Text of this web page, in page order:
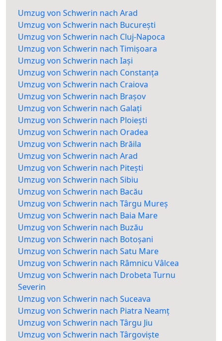
Umzug von Schwerin nach Arad
Umzug von Schwerin nach București
Umzug von Schwerin nach Cluj-Napoca
Umzug von Schwerin nach Timișoara
Umzug von Schwerin nach Iași
Umzug von Schwerin nach Constanța
Umzug von Schwerin nach Craiova
Umzug von Schwerin nach Brașov
Umzug von Schwerin nach Galați
Umzug von Schwerin nach Ploiești
Umzug von Schwerin nach Oradea
Umzug von Schwerin nach Brăila
Umzug von Schwerin nach Arad
Umzug von Schwerin nach Pitești
Umzug von Schwerin nach Sibiu
Umzug von Schwerin nach Bacău
Umzug von Schwerin nach Târgu Mureș
Umzug von Schwerin nach Baia Mare
Umzug von Schwerin nach Buzău
Umzug von Schwerin nach Botoșani
Umzug von Schwerin nach Satu Mare
Umzug von Schwerin nach Râmnicu Vâlcea
Umzug von Schwerin nach Drobeta Turnu
Severin
Umzug von Schwerin nach Suceava
Umzug von Schwerin nach Piatra Neamț
Umzug von Schwerin nach Târgu Jiu
Umzug von Schwerin nach Târgoviște